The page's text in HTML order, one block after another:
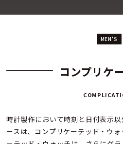
MEN'S
コンプリケ
時計製作において時刻と日付表示
ースは、コンプリケーテッド・ウ